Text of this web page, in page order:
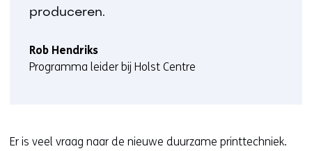
produceren.
Rob Hendriks
Programma leider bij Holst Centre
Er is veel vraag naar de nieuwe duurzame printtechniek.